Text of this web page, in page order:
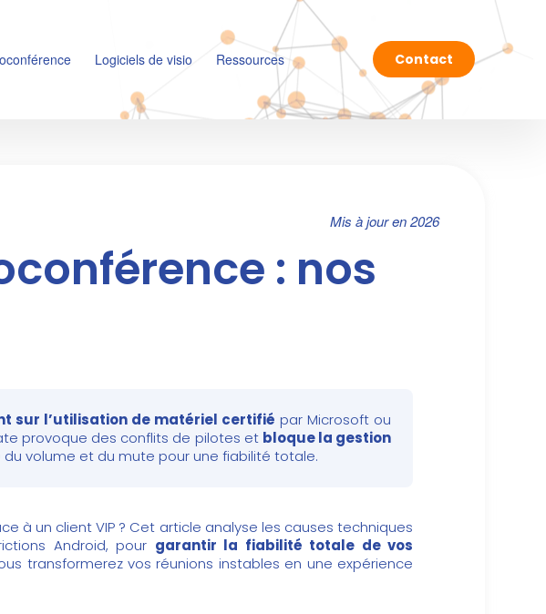
Logiciels de visio Ressources Contact
Mis à jour en 2026
: nos
sur l’utilisation de matériel certifié par Microsoft ou
provoque des conflits de pilotes et bloque la gestion
du volume et du mute pour une fiabilité totale.
à un client VIP ? Cet article analyse les causes techniques
Android, pour garantir la fiabilité totale de vos
transformerez vos réunions instables en une expérience